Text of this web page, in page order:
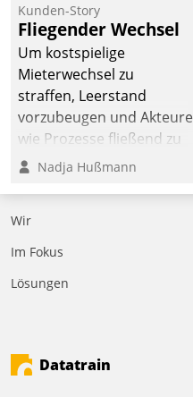
Kunden-Story
Fliegender Wechsel
Um kostspielige
Mieterwechsel zu
straffen, Leerstand
vorzubeugen und Akteure
wie Prozesse fließend zu
vernetzen, nutzt die
Überblick, Einsicht und
Eingriff bietende Lösung.
man auf
Partner sowie erstmals
agile Projektmethoden.
Nadja Hußmann
Wir
Im Fokus
Lösungen
Datatrain